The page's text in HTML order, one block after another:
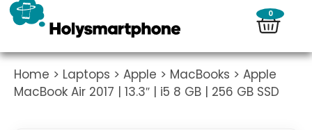
0
Home > Laptops > Apple > MacBooks > Apple
MacBook Air 2017 | 13.3″ | i5 8 GB | 256 GB SSD